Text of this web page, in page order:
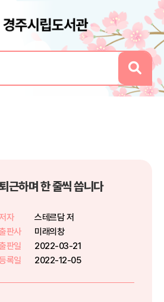
퇴근하며 한 줄씩 씁니다
자
스테르담 저
판사
미래의창
판일
2022-03-21
록일
2022-12-05